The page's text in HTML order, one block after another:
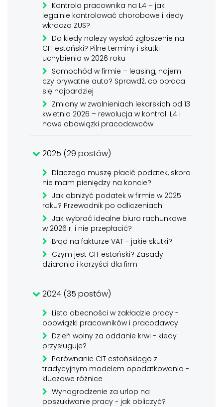
Kontrola pracownika na L4 – jak
legalnie kontrolować chorobowe i kiedy
wkracza ZUS?
Do kiedy należy wysłać zgłoszenie na
CIT estoński? Pilne terminy i skutki
uchybienia w 2026 roku
Samochód w firmie – leasing, najem
czy prywatne auto? Sprawdź, co opłaca
się najbardziej
Zmiany w zwolnieniach lekarskich od 13
kwietnia 2026 – rewolucja w kontroli L4 i
nowe obowiązki pracodawców
2025 (29 postów)
Dlaczego muszę płacić podatek, skoro
nie mam pieniędzy na koncie?
Jak obniżyć podatek w firmie w 2025
roku? Przewodnik po odliczeniach
Jak wybrać idealne biuro rachunkowe
w 2026 r. i nie przepłacić?
Błąd na fakturze VAT - jakie skutki?
Czym jest CIT estoński? Zasady
działania i korzyści dla firm
2024 (35 postów)
Lista obecności w zakładzie pracy -
obowiązki pracowników i pracodawcy
Dzień wolny za oddanie krwi - kiedy
przysługuje?
Porównanie CIT estońskiego z
tradycyjnym modelem opodatkowania -
kluczowe różnice
Wynagrodzenie za urlop na
poszukiwanie pracy - jak obliczyć?